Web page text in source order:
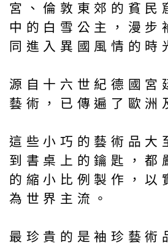
宮、倫敦東郊的貧民
中的白雪公主，漫步
同進入異國風情的時
源自十六世紀德國宮
藝術，已傳遍了歐洲
這些小巧的藝術品大
到書桌上的鑰匙，都
的縮小比例製作，以
為世界主流。
最珍貴的是袖珍藝術